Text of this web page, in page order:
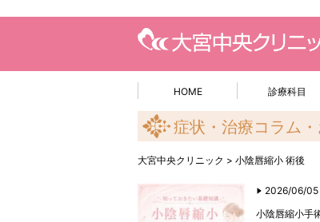
HOME 診療科目
症状・治療コラム
大宮中央クリニック > 小陰唇縮小 術後
2026/06/05 |
小陰唇縮小手